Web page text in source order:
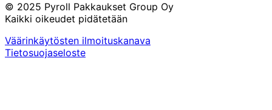
© 2025 Pyroll Pakkaukset Group Oy
Kaikki oikeudet pidätetään
Väärinkäytösten ilmoituskanava
Tietosuojaseloste